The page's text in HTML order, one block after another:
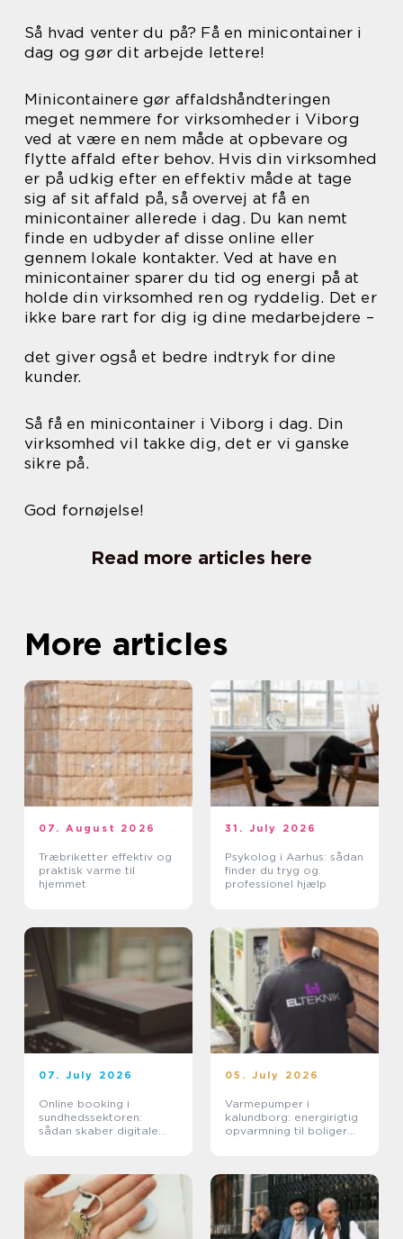
Så hvad venter du på? Få en minicontainer i
dag og gør dit arbejde lettere!
Minicontainere gør affaldshåndteringen
meget nemmere for virksomheder i Viborg
ved at være en nem måde at opbevare og
flytte affald efter behov. Hvis din virksomhed
er på udkig efter en effektiv måde at tage
sig af sit affald på, så overvej at få en
minicontainer allerede i dag. Du kan nemt
finde en udbyder af disse online eller
gennem lokale kontakter. Ved at have en
minicontainer sparer du tid og energi på at
holde din virksomhed ren og ryddelig. Det er
ikke bare rart for dig ig dine medarbejdere –
det giver også et bedre indtryk for dine
kunder.
Så få en minicontainer i Viborg i dag. Din
virksomhed vil takke dig, det er vi ganske
sikre på.
God fornøjelse!
Read more articles here
More articles
07. August 2026
Træbriketter effektiv og
praktisk varme til
hjemmet
31. July 2026
Psykolog i Aarhus: sådan
finder du tryg og
professionel hjælp
07. July 2026
Online booking i
sundhedssektoren:
sådan skaber digitale
05. July 2026
Varmepumper i
kalundborg: energirigtig
opvarmning til boliger